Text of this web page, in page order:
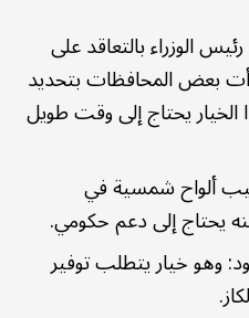
الوزراء بالتعاقد على
بعض المحافظات بتحديد
الخيار يحتاج إلى وقت طويل
ألواح شمسية في
يحتاج إلى دعم حكومي.
وهو خيار يتطلب توفير